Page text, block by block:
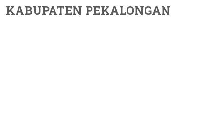
KABUPATEN PEKALONGAN